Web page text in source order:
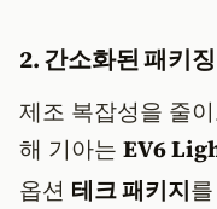
2. 간소화된 패키징
제조 복잡성을 줄
해 기아는 EV6
옵션 테크 패키지